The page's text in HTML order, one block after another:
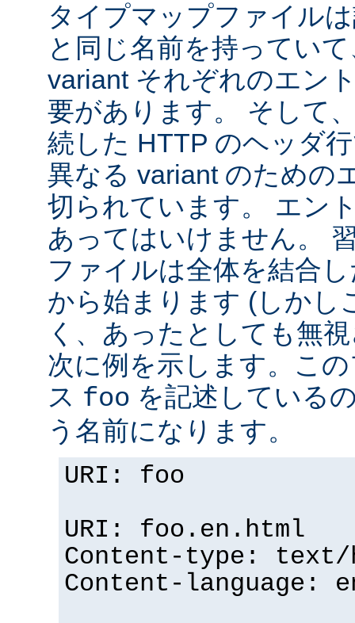
タイプマップファイル
と同じ名前を持ってい
variant それぞれのエン
要があります。 そして
続した HTTP のヘッダ
異なる variant のための
切られています。 エン
あってはいけません。
ファイルは全体を結合
から始まります (しかし
く、あったとしても無
次に例を示します。こ
ス foo を記述している
う名前になります。
URI: foo
URI: foo.en.html
Content-type: text/
Content-language: